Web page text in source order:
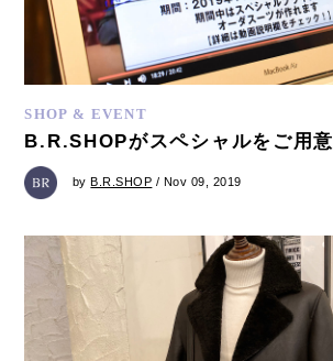
SHOP & EVENT
B.R.SHOPがスペシャルをご用意
by B.R.SHOP / Nov 09, 2019